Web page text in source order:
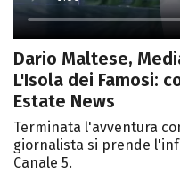
Dario Maltese,
L'Isola dei Famosi:
Estate News
Terminata l'avventura
giornalista si prende
Canale 5.